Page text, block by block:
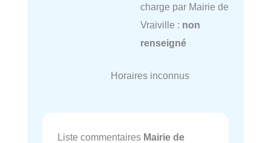
charge par Mairie de
Vraiville : non
renseigné
Horaires inconnus
Liste commentaires Mairie de